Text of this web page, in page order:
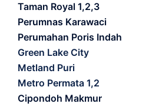
Taman Royal 1,2,3
Perumnas Karawaci
Perumahan Poris Indah
Green Lake City
Metland Puri
Metro Permata 1,2
Cipondoh Makmur